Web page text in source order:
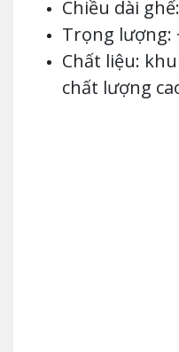
Chiều dài
Trọng lượng:
Chất liệu:
chất lượng